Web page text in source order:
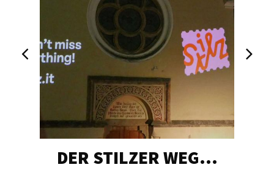
AEB VINSCHGAU